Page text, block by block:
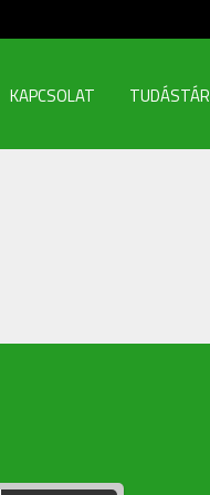
KAPCSOLAT TUDÁSTÁR